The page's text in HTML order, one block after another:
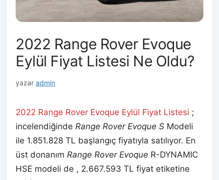
2022 Range Rover Evoque
Eylül Fiyat Listesi Ne Oldu?
yazar admin
2022 Range Rover Evoque Eylül Fiyat Listesi ;
incelendiğinde Range Rover Evoque S Modeli
ile 1.851.828 TL başlangıç fiyatıyla satılıyor. En
üst donanım Range Rover Evoque R-DYNAMIC
HSE modeli de , 2.667.593 TL fiyat etiketine